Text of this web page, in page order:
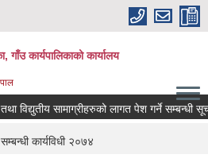
गाँउ कार्यपालिकाको कार्यालय
विद्युतीय सामाग्रीहरुको लागत पेश गर्ने सम्बन्धी
कार्यविधी २०७४